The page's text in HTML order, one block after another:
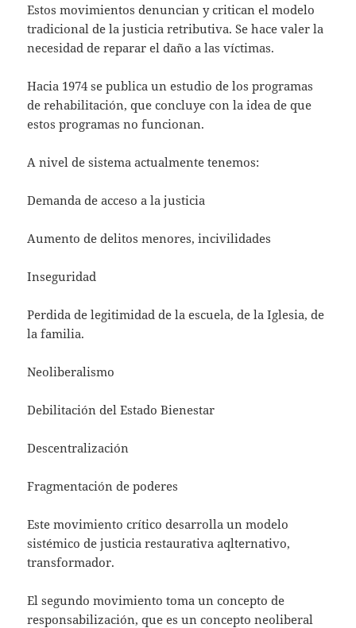
Estos movimientos denuncian y critican el modelo
tradicional de la justicia retributiva. Se hace valer la
necesidad de reparar el daño a las víctimas.
Hacia 1974 se publica un estudio de los programas
de rehabilitación, que concluye con la idea de que
estos programas no funcionan.
A nivel de sistema actualmente tenemos:
Demanda de acceso a la justicia
Aumento de delitos menores, incivilidades
Inseguridad
Perdida de legitimidad de la escuela, de la Iglesia, de
la familia.
Neoliberalismo
Debilitación del Estado Bienestar
Descentralización
Fragmentación de poderes
Este movimiento crítico desarrolla un modelo
sistémico de justicia restaurativa aqlternativo,
transformador.
El segundo movimiento toma un concepto de
responsabilización, que es un concepto neoliberal